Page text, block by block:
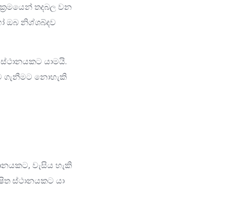
තදබල වන
ඔබ නිශ්ශබ්දව
යාමයි.
ගැනීමට නොහැකි
වැසිය හැකි
ස්ථානයකට යා